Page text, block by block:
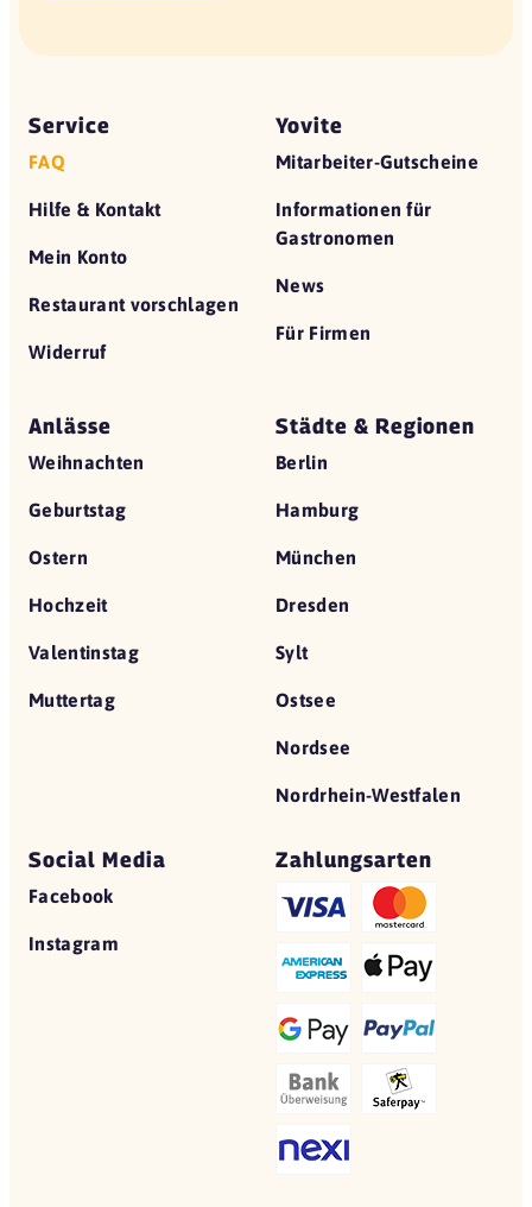
Service
FAQ
Hilfe & Kontakt
Mein Konto
Restaurant vorschlagen
Widerruf
Yovite
Mitarbeiter-Gutscheine
Informationen für
Gastronomen
News
Für Firmen
Anlässe
Weihnachten
Geburtstag
Ostern
Hochzeit
Valentinstag
Muttertag
Städte & Regionen
Berlin
Hamburg
München
Dresden
Sylt
Ostsee
Nordsee
Nordrhein-Westfalen
Social Media
Facebook
Instagram
Zahlungsarten